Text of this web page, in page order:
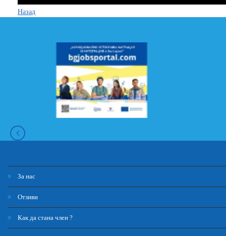
Назад
За нас
Отзиви
Как да стана член ?